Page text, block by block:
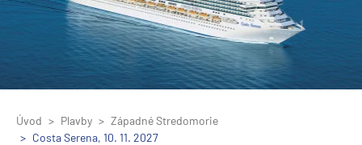
Úvod Plavby
Západné Stredomorie
Costa Serena, 10. 11. 2027